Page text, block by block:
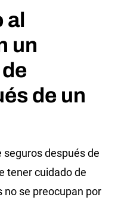
al
un
de un
después de
tener cuidado de
no se preocupan por